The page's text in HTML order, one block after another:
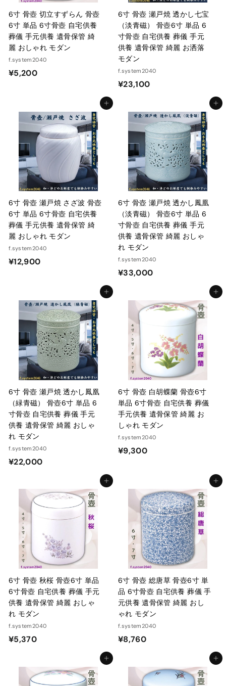
6寸 骨壺 切立すずらん 骨壺
6寸 単品 6寸骨壺 自宅供養
葬儀 手元供養 遺骨保管 綺
麗 おしゃれ モダン
f.system2040
¥5,200¥
2
0
0
6寸 骨壺 瀬戸焼 透かし七宝
（淡青磁） 骨壺6寸 単品 6
寸骨壺 自宅供養 葬儀 手元
供養 遺骨保管 綺麗 お洒落
モダン
f.system2040
¥23,100¥
1
0
0
カートに入れる
6寸 骨壺 瀬戸焼 さざ波 骨壺
6寸 単品 6寸骨壺 自宅供養
葬儀 手元供養 遺骨保管 綺
麗 おしゃれ モダン
f.system2040
¥12,900¥
,
9
0
0
カートに入れる
6寸 骨壺 瀬戸焼 透かし鳳凰
（淡青磁） 骨壺6寸 単品 6
寸骨壺 自宅供養 葬儀 手元
供養 遺骨保管 綺麗 おしゃ
れ モダン
f.system2040
¥33,000¥
,
0
カートに入れる
6寸 骨壺 瀬戸焼 透かし鳳凰
（緑青磁） 骨壺6寸 単品 6
寸骨壺 自宅供養 葬儀 手元
供養 遺骨保管 綺麗 おしゃ
れ モダン
f.system2040
¥22,000¥
,
0
0
カートに入れる
6寸 骨壺 白胡蝶蘭 骨壺6寸
単品 6寸骨壺 自宅供養 葬儀
手元供養 遺骨保管 綺麗 お
しゃれ モダン
f.system2040
¥9,300¥
0
0
カートに入れる
6寸 骨壺 秋桜 骨壺6寸 単品
6寸骨壺 自宅供養 葬儀 手元
供養 遺骨保管 綺麗 おしゃ
れ モダン
f.system2040
¥5,370¥
3
カートに入れる
6寸 骨壺 総唐草 骨壺6寸 単
品 6寸骨壺 自宅供養 葬儀 手
元供養 遺骨保管 綺麗 おし
ゃれ モダン
f.system2040
¥8,760¥
7
カートに入れる カートに入れる